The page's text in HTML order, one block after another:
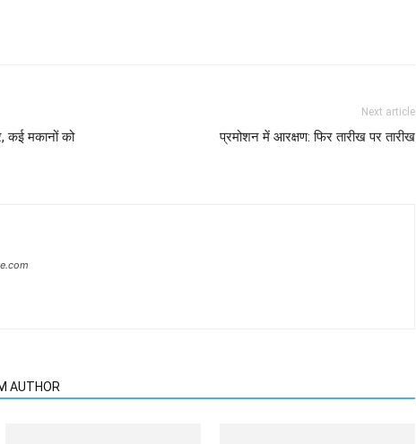
कई मकानों को
Next article
प्रमोशन में आरक्षण: फिर तारीख पर तारीख
AUTHOR